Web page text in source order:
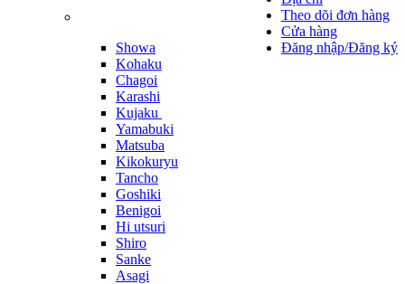
Theo dõi đơn hàng
Cửa hàng
Đăng nhập/Đăng ký
Showa
Kohaku
Chagoi
Karashi
Kujaku
Yamabuki
Matsuba
Kikokuryu
Tancho
Goshiki
Benigoi
Hi utsuri
Shiro
Sanke
Asagi